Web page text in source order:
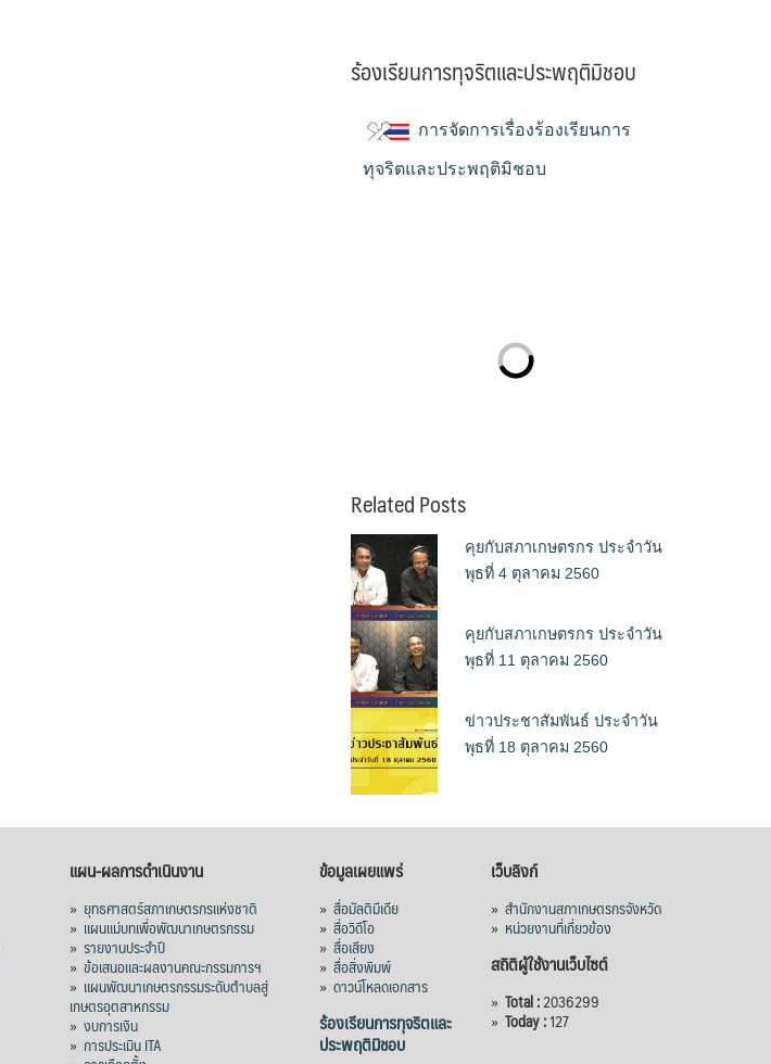
ร้องเรียนการทุจริตและประพฤติมิชอบ
การจัดการเรื่องร้องเรียนการ
ทุจริตและประพฤติมิชอบ
Related Posts
คุยกับสภาเกษตรกร ประจำวัน
พุธที่ 4 ตุลาคม 2560
คุยกับสภาเกษตรกร ประจำวัน
พุธที่ 11 ตุลาคม 2560
ข่าวประชาสัมพันธ์ ประจำวัน
พุธที่ 18 ตุลาคม 2560
แผน-ผลการดำเนินงาน
» ยุทธศาสตร์สภาเกษตรกรแห่งชาติ
» แผนแม่บทเพื่อพัฒนาเกษตรกรรม
» รายงานประจำปี
» ข้อเสนอและผลงานคณะกรรมการฯ
» แผนพัฒนาเกษตรกรรมระดับตำบลสู่
เกษตรอุตสาหกรรม
» งบการเงิน
» การประเมิน ITA
ข้อมูลเผยแพร่
» สื่อมัลติมีเดีย
» สื่อวิดีโอ
» สื่อเสียง
» สื่อสิ่งพิมพ์
» ดาวน์โหลดเอกสาร
ร้องเรียนการทุจริตและ
ประพฤติมิชอบ
เว็บลิงก์
» สำนักงานสภาเกษตรกรจังหวัด
» หน่วยงานที่เกี่ยวข้อง
สถิติผู้ใช้งานเว็บไซต์
» Total :2036299
» Today :127